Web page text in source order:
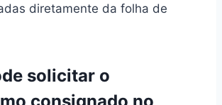
diretamente da folha de
solicitar o
consignado no